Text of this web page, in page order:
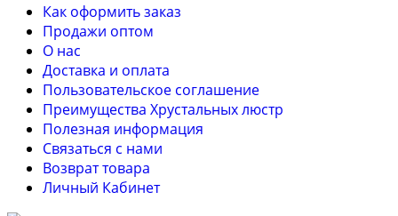
Как оформить заказ
Продажи оптом
О нас
Доставка и оплата
Пользовательское соглашение
Преимущества Хрустальных люстр
Полезная информация
Связаться с нами
Возврат товара
Личный Кабинет